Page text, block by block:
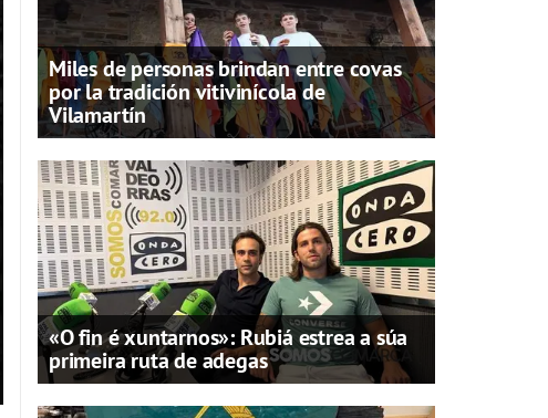
Miles de personas brindan entre covas
por la tradición vitivinícola de
Vilamartín
«O fin é xuntarnos»: Rubiá estrea a súa
primeira ruta de adegas